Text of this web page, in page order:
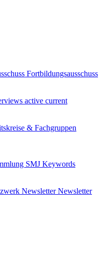
Fortbildungsausschuss
active current
& Fachgruppen
SMJ Keywords
NewsletterNewsletter